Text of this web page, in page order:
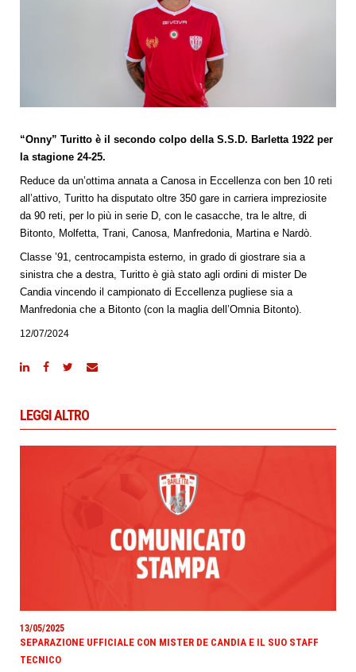
“Onny” Turitto è il secondo colpo della S.S.D. Barletta 1922 per
la stagione 24-25.
Reduce da un’ottima annata a Canosa in Eccellenza con ben 10 reti
all’attivo, Turitto ha disputato oltre 350 gare in carriera impreziosite
da 90 reti, per lo più in serie D, con le casacche, tra le altre, di
Bitonto, Molfetta, Trani, Canosa, Manfredonia, Martina e Nardò.
Classe ’91, centrocampista esterno, in grado di giostrare sia a
sinistra che a destra, Turitto è già stato agli ordini di mister De
Candia vincendo il campionato di Eccellenza pugliese sia a
Manfredonia che a Bitonto (con la maglia dell’Omnia Bitonto).
12/07/2024
LEGGI ALTRO
13/05/2025
SEPARAZIONE UFFICIALE CON MISTER DE CANDIA E IL SUO STAFF
TECNICO